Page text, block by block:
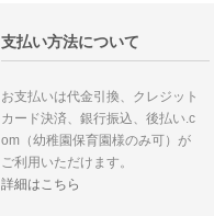
支払い方法について
お支払いは代金引換、クレジット
カード決済、銀行振込、後払い.c
om（幼稚園保育園様のみ可）が
ご利用いただけます。
詳細はこちら